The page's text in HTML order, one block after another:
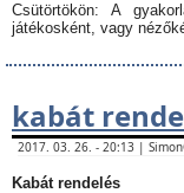
Csütörtökön: A
játékosként, vagy
kabát
2017. 03. 26. - 20:13 |
Kabát rendelés